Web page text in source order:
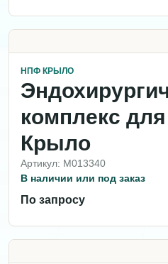
НПФ КРЫЛО
комплекс
Крыло
Артикул: M013340
В наличии или под заказ
По запросу